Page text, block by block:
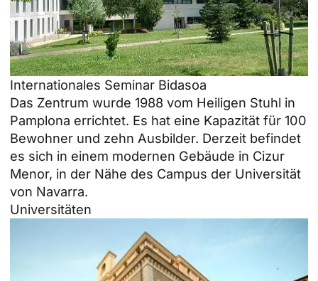
Internationales Seminar Bidasoa
Das Zentrum wurde 1988 vom Heiligen Stuhl in
Pamplona errichtet. Es hat eine Kapazität für 100
Bewohner und zehn Ausbilder. Derzeit befindet
es sich in einem modernen Gebäude in Cizur
Menor, in der Nähe des Campus der Universität
von Navarra.
Universitäten